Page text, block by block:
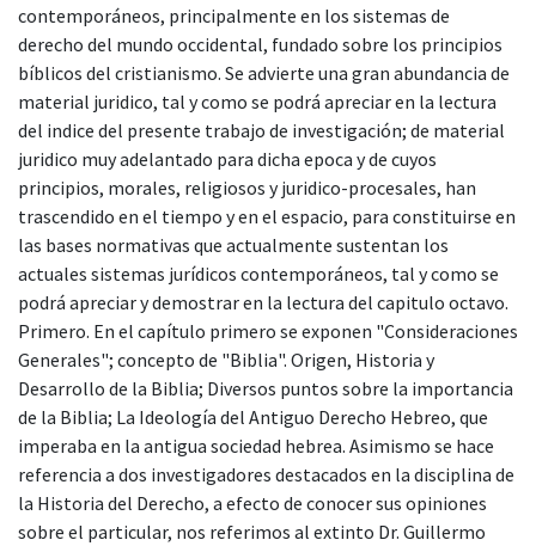
contemporáneos, principalmente en los sistemas de
derecho del mundo occidental, fundado sobre los principios
bíblicos del cristianismo. Se advierte una gran abundancia de
material juridico, tal y como se podrá apreciar en la lectura
del indice del presente trabajo de investigación; de material
juridico muy adelantado para dicha epoca y de cuyos
principios, morales, religiosos y juridico-procesales, han
trascendido en el tiempo y en el espacio, para constituirse en
las bases normativas que actualmente sustentan los
actuales sistemas jurídicos contemporáneos, tal y como se
podrá apreciar y demostrar en la lectura del capitulo octavo.
Primero. En el capítulo primero se exponen "Consideraciones
Generales"; concepto de "Biblia". Origen, Historia y
Desarrollo de la Biblia; Diversos puntos sobre la importancia
de la Biblia; La Ideología del Antiguo Derecho Hebreo, que
imperaba en la antigua sociedad hebrea. Asimismo se hace
referencia a dos investigadores destacados en la disciplina de
la Historia del Derecho, a efecto de conocer sus opiniones
sobre el particular, nos referimos al extinto Dr. Guillermo